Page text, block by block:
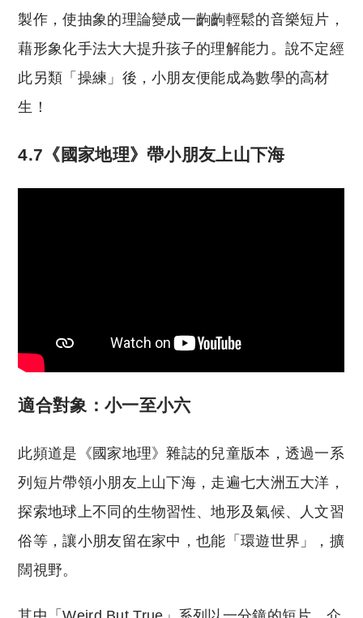
製作，使抽象的理論變成一齣齣輕鬆的音樂短片，
藉形象化手法大大提升孩子的理解能力。說不定經
此另類「操練」後，小朋友便能成為數學的高材
生！
4.7《國家地理》帶小朋友上山下海
適合對象：小一至小六
此頻道是《國家地理》雜誌的兒童版本，透過一系
列短片帶領小朋友上山下海，走遍七大洲五大洋，
探索地球上不同的生物習性、地形及氣候、人文習
俗等，讓小朋友留在家中，也能「環遊世界」，擴
闊視野。